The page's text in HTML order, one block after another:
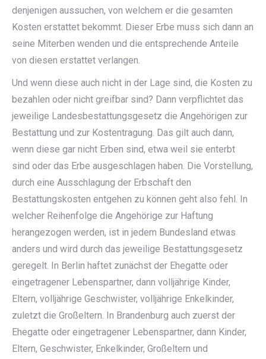
denjenigen aussuchen, von welchem er die gesamten
Kosten erstattet bekommt. Dieser Erbe muss sich dann an
seine Miterben wenden und die entsprechende Anteile
von diesen erstattet verlangen.
Und wenn diese auch nicht in der Lage sind, die Kosten zu
bezahlen oder nicht greifbar sind? Dann verpflichtet das
jeweilige Landesbestattungsgesetz die Angehörigen zur
Bestattung und zur Kostentragung. Das gilt auch dann,
wenn diese gar nicht Erben sind, etwa weil sie enterbt
sind oder das Erbe ausgeschlagen haben. Die Vorstellung,
durch eine Ausschlagung der Erbschaft den
Bestattungskosten entgehen zu können geht also fehl. In
welcher Reihenfolge die Angehörige zur Haftung
herangezogen werden, ist in jedem Bundesland etwas
anders und wird durch das jeweilige Bestattungsgesetz
geregelt. In Berlin haftet zunächst der Ehegatte oder
eingetragener Lebenspartner, dann volljährige Kinder,
Eltern, volljährige Geschwister, volljährige Enkelkinder,
zuletzt die Großeltern. In Brandenburg auch zuerst der
Ehegatte oder eingetragener Lebenspartner, dann Kinder,
Eltern, Geschwister, Enkelkinder, Großeltern und